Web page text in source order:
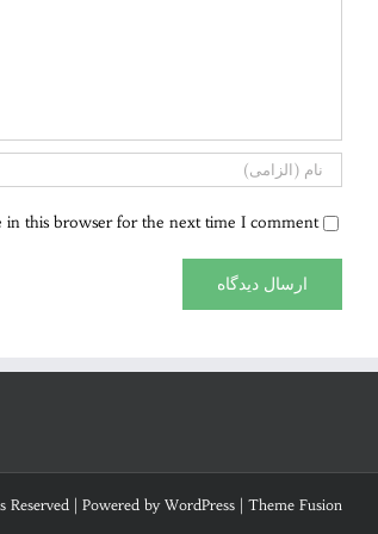
in this browser for the next time I comment.
| Powered by WordPress Theme Fusion